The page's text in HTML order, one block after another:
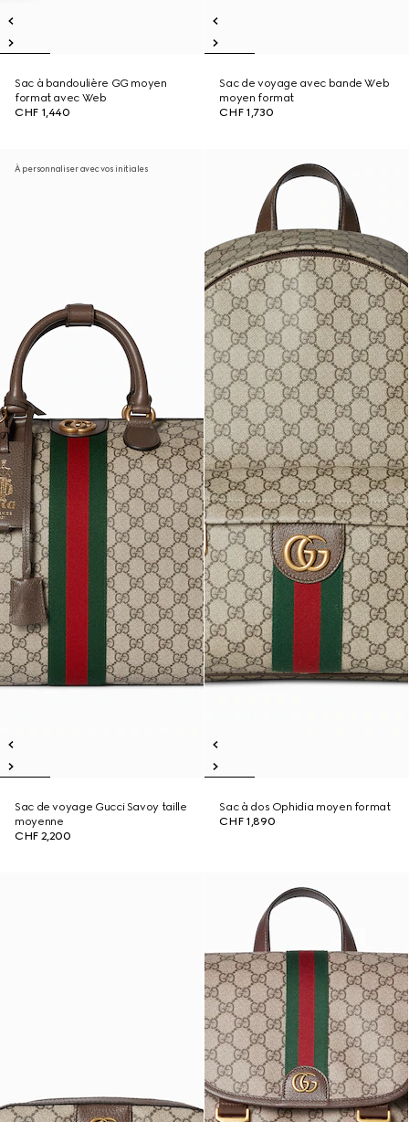
Sac à bandoulière GG moyen
format avec Web
CHF 1,440
Sac de voyage avec bande Web
moyen format
CHF 1,730
À personnaliser avec vos initiales
Sac de voyage Gucci Savoy taille
moyenne
CHF 2,200
Sac à dos Ophidia moyen format
CHF 1,890